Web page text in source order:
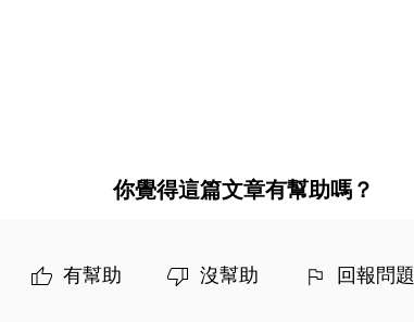
你覺得這篇文章有幫助嗎？
有幫助 沒幫助 回報問題